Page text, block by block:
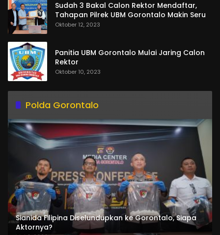
Sudah 3 Bakal Calon Rektor Mendaftar,
Tahapan Pilrek UBM Gorontalo Makin Seru
Oktober 12, 2023
Panitia UBM Gorontalo Mulai Jaring Calon
Rektor
Oktober 10, 2023
Polda Gorontalo
Sianida Filipina Diselundupkan ke Gorontalo, Siapa
Aktornya?